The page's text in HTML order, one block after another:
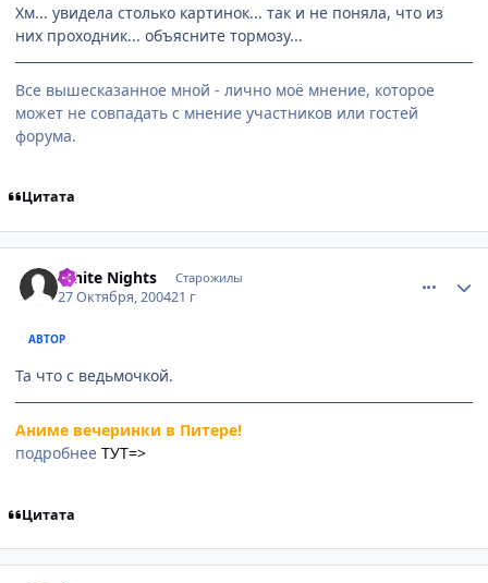
Хм... увидела столько картинок... так и не поняла, что из
них проходник... объясните тормозу...
Все вышесказанное мной - лично моё мнение, которое
может не совпадать с мнение участников или гостей
форума.
Цитата
White Nights Старожилы
27 Октября, 200421 г
АВТОР
Та что с ведьмочкой.
Аниме вечеринки в Питере!
подробнее ТУТ=>
Цитата